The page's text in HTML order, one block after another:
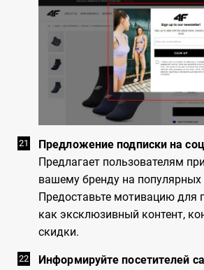
Предложение подписки на
Предлагает пользователям
вашему бренду на
Предоставьте мотивацию для
как эксклюзивный контент,
скидки.
Информируйте посетителей